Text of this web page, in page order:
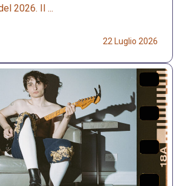
2026. Il ...
22 Luglio 2026